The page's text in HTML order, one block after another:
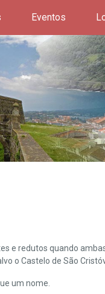
Eventos
e redutos quando
o Castelo de São
um nome.